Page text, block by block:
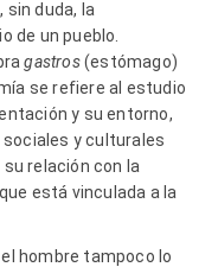
sin duda, la
de un pueblo.
gastros(estómago)
se refiere al estudio
y su entorno,
y culturales
relación con la
está vinculada a la
hombre tampoco lo